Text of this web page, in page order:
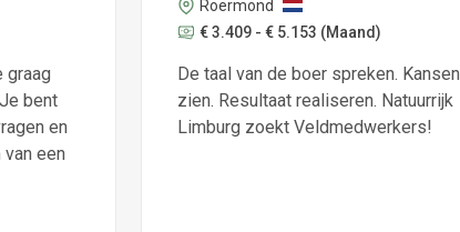
graag
bent
en
een
Roermond
€ 3.409 - € 5.153 (Maand)
De taal van de boer spreken. Kansen
zien. Resultaat realiseren. Natuurrijk
Limburg zoekt Veldmedwerkers!